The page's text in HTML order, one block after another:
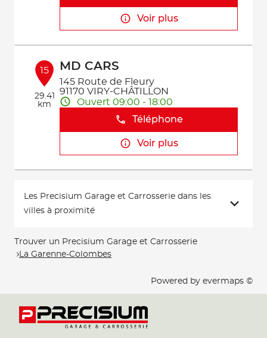
Voir plus
15
29.41
km
MD CARS
145 Route de Fleury
91170 VIRY-CHÂTILLON
Ouvert 09:00 - 18:00
Téléphone
Voir plus
Les Precisium Garage et Carrosserie dans les
villes à proximité
Trouver un Precisium Garage et Carrosserie
La Garenne-Colombes
Powered by evermaps ©